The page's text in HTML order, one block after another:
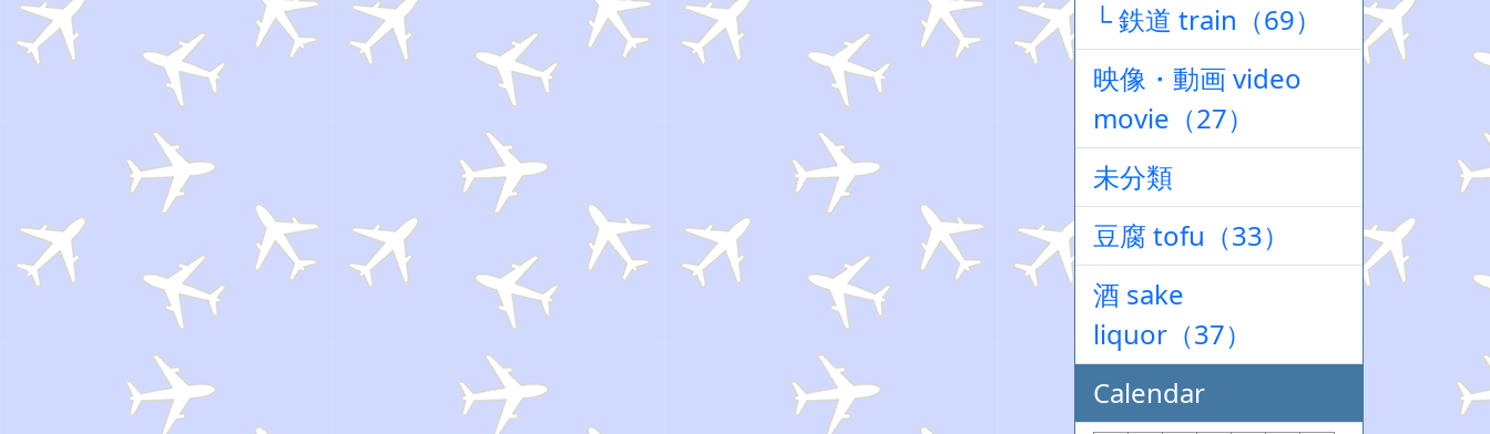
└ 鉄道 train（69）
映像・動画 video
movie（27）
未分類
豆腐 tofu（33）
酒 sake
liquor（37）
Calendar